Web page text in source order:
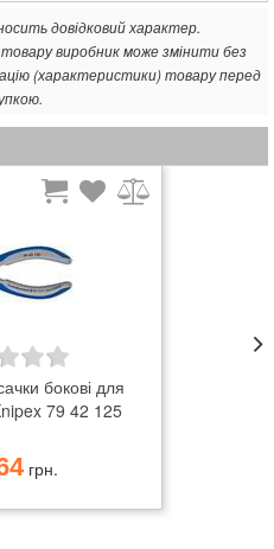
ретельно виконаними
руху
ручки
кована,
дроту, а також рояльної
довідковий характер.
виробник може змінити без
(характеристики) товару перед
бокові для
79 42 125
грн.